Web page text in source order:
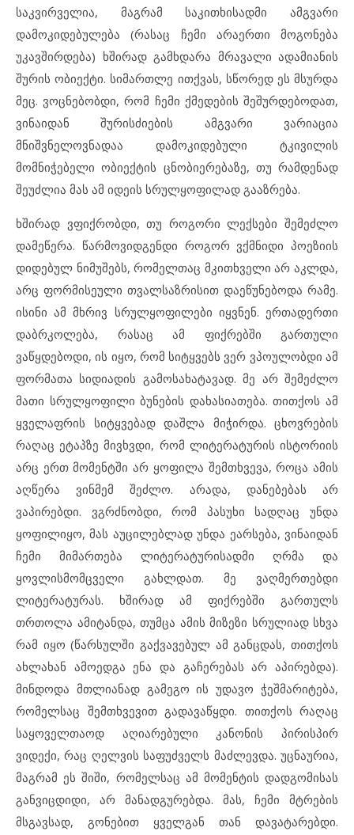
საკვირველია, მაგრამ საკითხისადმი ამგვარი
დამოკიდებულება (რასაც ჩემი არაერთი მოგონება
უკავშირდება) ხშირად გამხდარა მრავალი ადამიანის
შურის ობიექტი. სიმართლე ითქვას, სწორედ ეს მსურდა
მეც. ვოცნებობდი, რომ ჩემი ქმედების შეშურდებოდათ,
ვინაიდან შურისძიების ამგვარი ვარიაცია
მნიშვნელოვნადაა დამოკიდებული ტკივილის
მომნიჭებელი ობიექტის ცნობიერებაზე, თუ რამდენად
შეუძლია მას ამ იდეის სრულყოფილად გააზრება.
ხშირად ვფიქრობდი, თუ როგორი ლექსები შემეძლო
დამეწერა. წარმოვიდგენდი როგორ ვქმნიდი პოეზიის
დიდებულ ნიმუშებს, რომელთაც მკითხველი არ აკლდა,
არც ფორმისეული თვალსაზრისით დაეწუნებოდა რამე.
ისინი ამ მხრივ სრულყოფილები იყვნენ. ერთადერთი
დაბრკოლება, რასაც ამ ფიქრებში გართული
ვაწყდებოდი, ის იყო, რომ სიტყვებს ვერ ვპოულობდი ამ
ფორმათა სიდიადის გამოსახატავად. მე არ შემეძლო
მათი სრულყოფილი ბუნების დახასიათება. თითქოს ამ
ყველაფრის სიტყვებად დაშლა მიჭირდა. ცხოვრების
რაღაც ეტაპზე მივხვდი, რომ ლიტერატურის ისტორიის
არც ერთ მომენტში არ ყოფილა შემთხვევა, როცა ამის
აღწერა ვინმემ შეძლო. არადა, დანებებას არ
ვაპირებდი. ვგრძნობდი, რომ პასუხი სადღაც უნდა
ყოფილიყო, მას აუცილებლად უნდა ეარსება, ვინაიდან
ჩემი მიმართება ლიტერატურისადმი ღრმა და
ყოვლისმომცველი გახლდათ. მე ვაღმერთებდი
ლიტერატურას. ხშირად ამ ფიქრებში გართულს
თრთოლა ამიტანდა, თუმცა ამის მიზეზი სრულიად სხვა
რამ იყო (წარსულში გაქვავებულ ამ განცდას, თითქოს
ახლახან ამოედგა ენა და გაჩერებას არ აპირებდა).
მინდოდა მთლიანად გამეგო ის უდავო ჭეშმარიტება,
რომელსაც შემთხვევით გადავაწყდი. თითქოს რაღაც
საყოველთაოდ აღიარებული კანონის პირისპირ
ვიდექი, რაც ღელვის საფუძველს მაძლევდა. უცნაურია,
მაგრამ ეს შიში, რომელსაც ამ მომენტის დადგომისას
განვიცდიდი, არ მანადგურებდა. მას, ჩემი მტრების
მსგავსად, გონებით ყველგან თან დავატარებდი.